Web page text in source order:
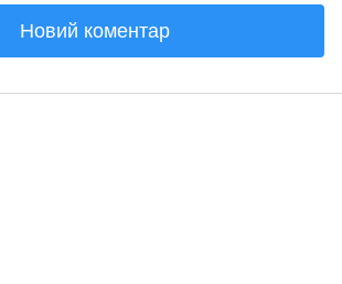
Новий коментар